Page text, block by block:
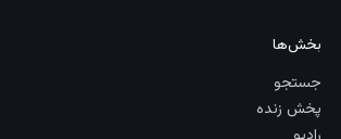
بخش‌ها
جستجو
پخش زنده